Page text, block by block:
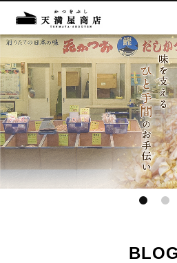
卸販売・OEM
出汁パック
鰹節・削り節